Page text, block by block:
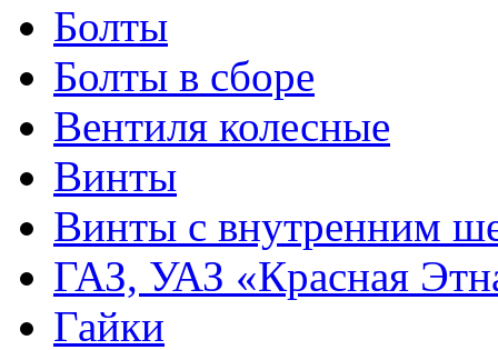
Болты
Болты в сборе
Вентиля колесные
Винты
Винты с внутренним
ГАЗ, УАЗ «Красная
Гайки